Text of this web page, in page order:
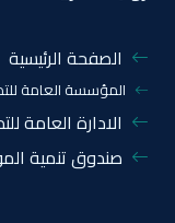
الصفحة الرئيسية
المؤسسة العامة
الادارة العامة
صندوق تنمية